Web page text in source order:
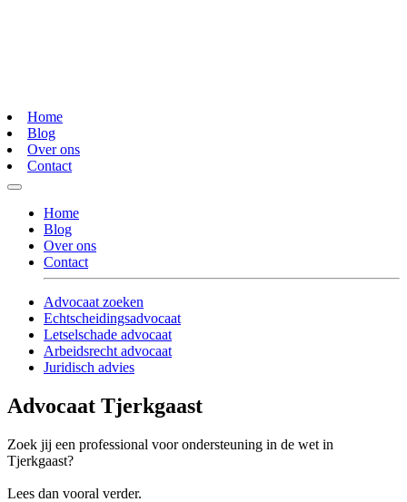
Home
Blog
Over ons
Contact
Home
Blog
Over ons
Contact
Advocaat zoeken
Echtscheidingsadvocaat
Letselschade advocaat
Arbeidsrecht advocaat
Juridisch advies
Advocaat Tjerkgaast
Zoek jij een professional voor ondersteuning in de wet in
Tjerkgaast?
Lees dan vooral verder.